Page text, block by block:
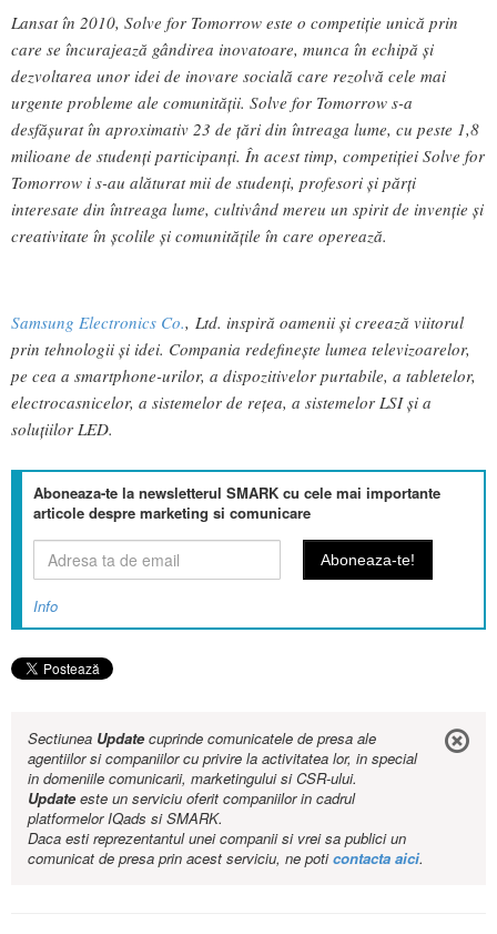
Lansat în 2010, Solve for Tomorrow este o competiție unică prin
care se încurajează gândirea inovatoare, munca în echipă și
dezvoltarea unor idei de inovare socială care rezolvă cele mai
urgente probleme ale comunității. Solve for Tomorrow s-a
desfășurat în aproximativ 23 de țări din întreaga lume, cu peste 1,8
milioane de studenți participanți. În acest timp, competiției Solve for
Tomorrow i s-au alăturat mii de studenți, profesori și părți
interesate din întreaga lume, cultivând mereu un spirit de invenție și
creativitate în școlile și comunitățile în care operează.
Samsung Electronics Co., Ltd. inspiră oamenii și creează viitorul
prin tehnologii și idei. Compania redefinește lumea televizoarelor,
pe cea a smartphone-urilor, a dispozitivelor purtabile, a tabletelor,
electrocasnicelor, a sistemelor de rețea, a sistemelor LSI și a
soluțiilor LED.
Aboneaza-te la newsletterul SMARK cu cele mai importante
articole despre marketing si comunicare
Info
Sectiunea Updatecuprinde comunicatele de presa ale
agentiilor si companiilor cu privire la activitatea lor, in special
in domeniile comunicarii, marketingului si CSR-ului.
Updateeste un serviciu oferit companiilor in cadrul
platformelor IQads si SMARK.
Daca esti reprezentantul unei companii si vrei sa publici un
comunicat de presa prin acest serviciu, ne poticontacta aici.